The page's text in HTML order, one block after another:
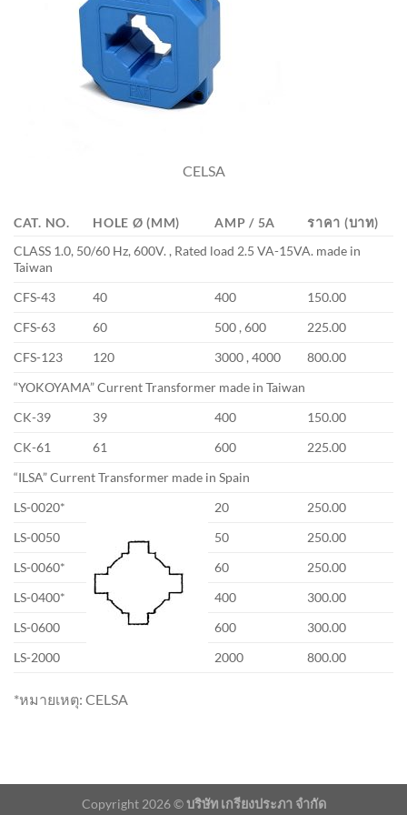
CELSA
CAT. NO. HOLE Ø (MM) AMP / 5A
ราคา (บาท)
CLASS 1.0, 50/60 Hz, 600V. , Rated load 2.5 VA-15VA. made in
Taiwan
CFS-43
40 400
150.00
CFS-63
60 500 , 600
225.00
CFS-123
120 3000 , 4000
800.00
“YOKOYAMA” Current Transformer made in Taiwan
CK-39
39 400
150.00
CK-61
61 600
225.00
“ILSA” Current Transformer made in Spain
LS-0020*
20
250.00
LS-0050
50
250.00
LS-0060*
60
250.00
LS-0400*
400
300.00
LS-0600
600
300.00
LS-2000
2000 800.00
*หมายเหตุ: CELSA
Copyright 2026 ©บริษัท เกรียงประภา จำกัด